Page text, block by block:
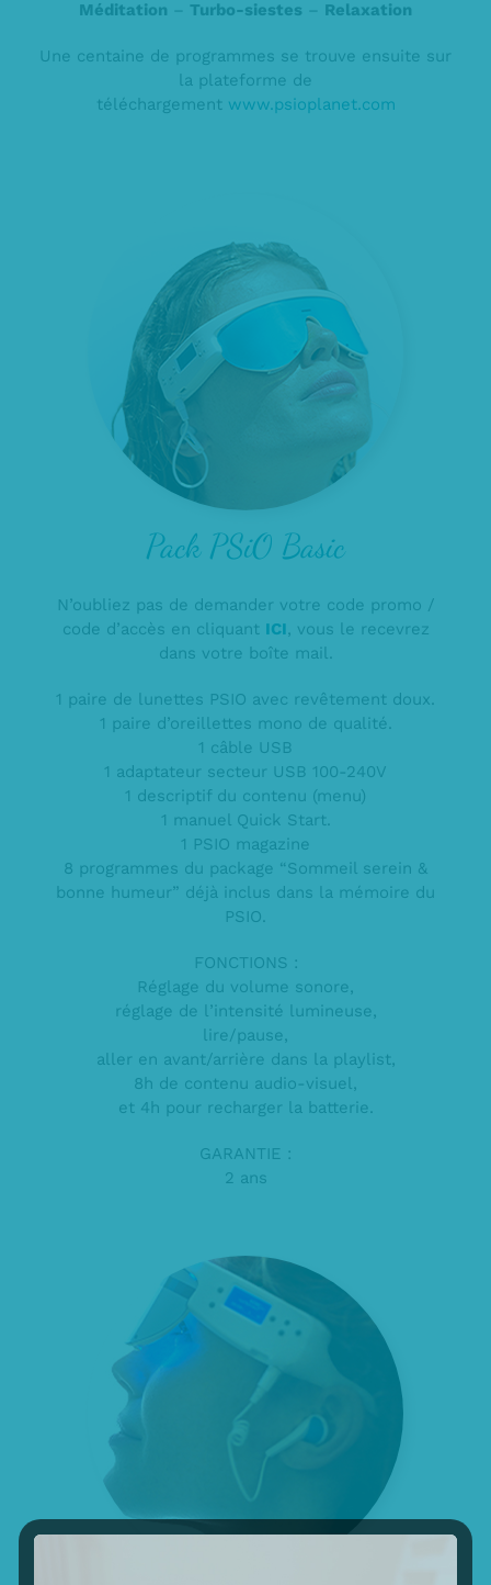
Méditation Turbo-siestes Relaxation
Une centaine de programmes se trouve ensuite sur
la plateforme de
téléchargement www.psioplanet.com
Pack PSiO Basic
N’oubliez pas de demander votre code promo /
code d’accès en cliquant ICI, vous le recevrez
dans votre boîte mail.
1 paire de lunettes PSIO avec revêtement doux.
1 paire d’oreillettes mono de qualité.
1 câble USB
1 adaptateur secteur USB 100-240V
1 descriptif du contenu (menu)
1 manuel Quick Start.
1 PSIO magazine
8 programmes du package “Sommeil serein &
bonne humeur” déjà inclus dans la mémoire du
PSIO.
FONCTIONS :
Réglage du volume sonore,
réglage de l’intensité lumineuse,
lire/pause,
aller en avant/arrière dans la playlist,
8h de contenu audio-visuel,
et 4h pour recharger la batterie.
GARANTIE :
2 ans